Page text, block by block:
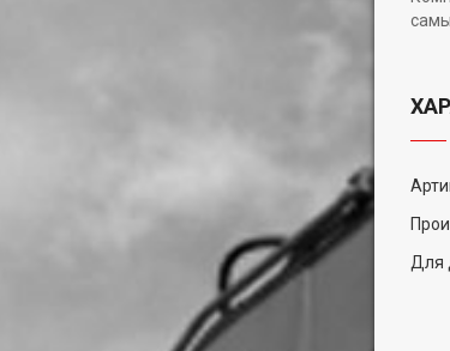
Для